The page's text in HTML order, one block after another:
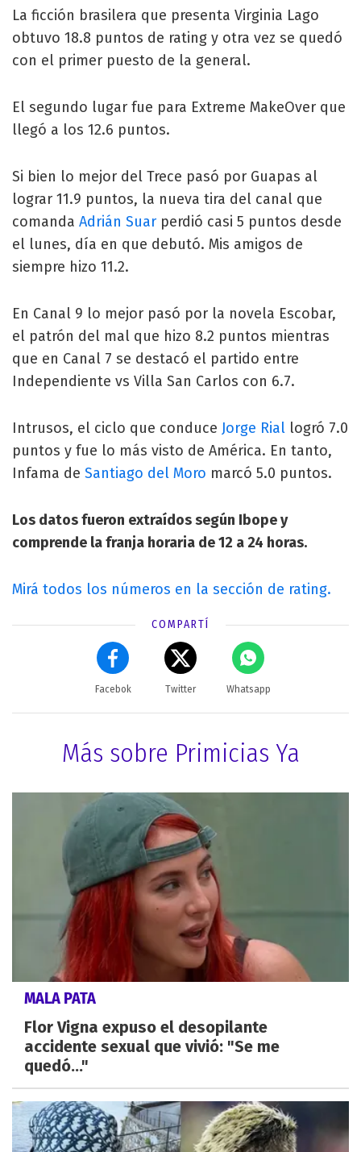
La ficción brasilera que presenta Virginia Lago
obtuvo 18.8 puntos de rating y otra vez se quedó
con el primer puesto de la general.
El segundo lugar fue para Extreme MakeOver que
llegó a los 12.6 puntos.
Si bien lo mejor del Trece pasó por Guapas al
lograr 11.9 puntos, la nueva tira del canal que
comanda Adrián Suar perdió casi 5 puntos desde
el lunes, día en que debutó. Mis amigos de
siempre hizo 11.2.
En Canal 9 lo mejor pasó por la novela Escobar,
el patrón del mal que hizo 8.2 puntos mientras
que en Canal 7 se destacó el partido entre
Independiente vs Villa San Carlos con 6.7.
Intrusos, el ciclo que conduce Jorge Rial logró 7.0
puntos y fue lo más visto de América. En tanto,
Infama de Santiago del Moro marcó 5.0 puntos.
Los datos fueron extraídos según Ibope y
comprende la franja horaria de 12 a 24 horas.
Mirá todos los números en la sección de rating.
COMPARTÍ
Facebok Twitter Whatsapp
Más sobre Primicias Ya
MALA PATA
Flor Vigna expuso el desopilante
accidente sexual que vivió: "Se me
quedó..."